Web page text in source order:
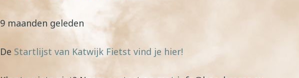
9 maanden geleden
De Startlijst van Katwijk Fietst vind je hier!